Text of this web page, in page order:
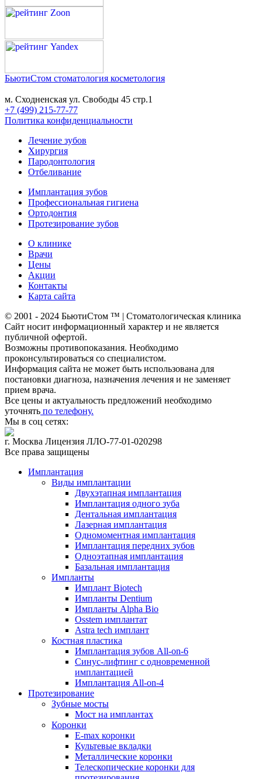
БьютиСтом стоматология косметология
м. Сходненская ул. Свободы 45 стр.1
+7 (499) 215-77-77
Политика конфиденциальности
Лечение зубов
Хирургия
Пародонтология
Отбеливание
Имплантация зубов
Профессиональная гигиена
Ортодонтия
Протезирование зубов
О клинике
Врачи
Цены
Акции
Контакты
Карта сайта
© 2001 - 2024 БьютиСтом ™ | Стоматологическая клиника
Сайт носит информационный характер и не является
публичной офертой.
Возможны противопоказания. Необходимо
проконсультироваться со специалистом.
Информация сайта не может быть использована для
постановки диагноза, назначения лечения и не заменяет
прием врача.
Все цены и актуальность предложений необходимо
уточнять по телефону.
Мы в соц сетях:
г. Москва Лицензия ЛЛО-77-01-020298
Все права защищены
Имплантация
Виды имплантации
Двухэтапная имплантация
Имплантация одного зуба
Дентальная имплантация
Лазерная имплантация
Одномоментная имплантация
Имплантация передних зубов
Одноэтапная имплантация
Базальная имплантация
Импланты
Имплант Biotech
Импланты Dentium
Импланты Alpha Bio
Osstem имплантат
Astra tech имплант
Костная пластика
Имплантация зубов All-on-6
Синус-лифтинг с одновременной
имплантацией
Имплантация All-on-4
Протезирование
Зубные мосты
Мост на имплантах
Коронки
E-max коронки
Культевые вкладки
Металлические коронки
Телескопические коронки для